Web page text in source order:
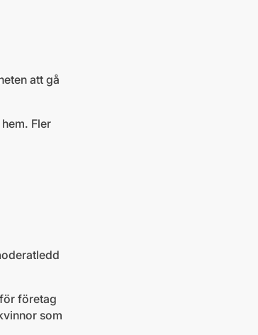
att gå
Fler
företag
som